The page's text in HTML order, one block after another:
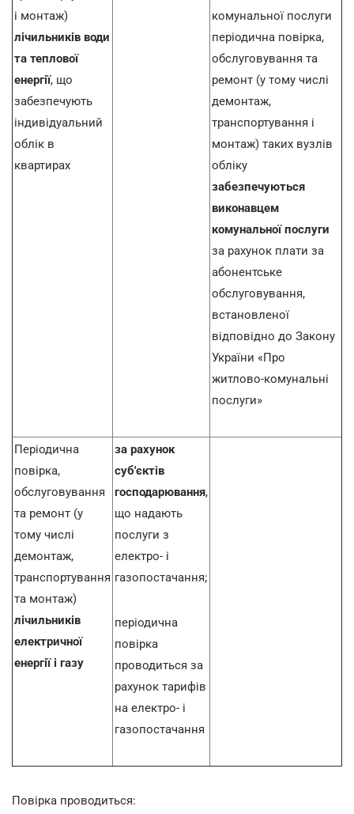
і монтаж)
лічильників води
та теплової
енергії, що
забезпечують
індивідуальний
облік в
квартирах
комунальної послуги
періодична повірка,
обслуговування та
ремонт (у тому числі
демонтаж,
транспортування і
монтаж) таких вузлів
обліку
забезпечуються
виконавцем
комунальної послуги
за рахунок плати за
абонентське
обслуговування,
встановленої
відповідно до Закону
України «Про
житлово-комунальні
послуги»
Періодична
повірка,
обслуговування
та ремонт (у
тому числі
демонтаж,
транспортування
та монтаж)
лічильників
електричної
енергії і газу
за рахунок
суб'єктів
господарювання,
що надають
послуги з
електро- і
газопостачання;
періодична
повірка
проводиться за
рахунок тарифів
на електро- і
газопостачання
Повірка проводиться: